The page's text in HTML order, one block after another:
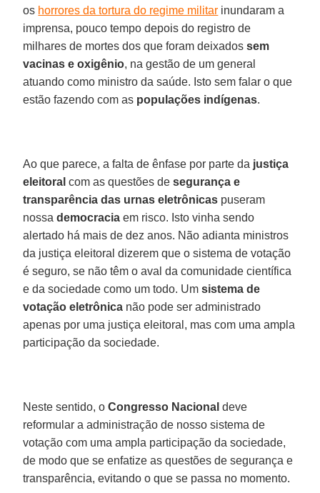
os horrores da tortura do regime militar inundaram a
imprensa, pouco tempo depois do registro de
milhares de mortes dos que foram deixadossem
vacinas e oxigênio, na gestão de um general
atuando como ministro da saúde. Isto sem falar o que
estão fazendo com as populações indígenas.
Ao que parece, a falta de ênfase por parte da justiça
eleitoral com as questões desegurança e
transparência das urnas eletrônicas puseram
nossademocracia em risco. Isto vinha sendo
alertado há mais de dez anos. Não adianta ministros
da justiça eleitoral dizerem que o sistema de votação
é seguro, se não têm o aval da comunidade científica
e da sociedade como um todo. Umsistema de
votação eletrônica não pode ser administrado
apenas por uma justiça eleitoral, mas com uma ampla
participação da sociedade.
Neste sentido, oCongresso Nacional deve
reformular a administração de nosso sistema de
votação com uma ampla participação da sociedade,
de modo que se enfatize as questões de segurança e
transparência, evitando o que se passa no momento.